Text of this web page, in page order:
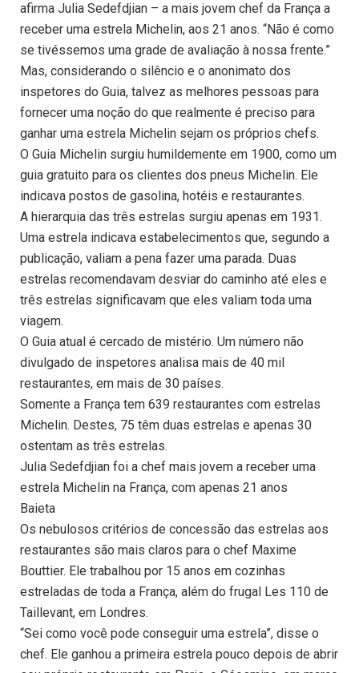
afirma Julia Sedefdjian – a mais jovem chef da França a
receber uma estrela Michelin, aos 21 anos. “Não é como
se tivéssemos uma grade de avaliação à nossa frente.”
Mas, considerando o silêncio e o anonimato dos
inspetores do Guia, talvez as melhores pessoas para
fornecer uma noção do que realmente é preciso para
ganhar uma estrela Michelin sejam os próprios chefs.
O Guia Michelin surgiu humildemente em 1900, como um
guia gratuito para os clientes dos pneus Michelin. Ele
indicava postos de gasolina, hotéis e restaurantes.
A hierarquia das três estrelas surgiu apenas em 1931.
Uma estrela indicava estabelecimentos que, segundo a
publicação, valiam a pena fazer uma parada. Duas
estrelas recomendavam desviar do caminho até eles e
três estrelas significavam que eles valiam toda uma
viagem.
O Guia atual é cercado de mistério. Um número não
divulgado de inspetores analisa mais de 40 mil
restaurantes, em mais de 30 países.
Somente a França tem 639 restaurantes com estrelas
Michelin. Destes, 75 têm duas estrelas e apenas 30
ostentam as três estrelas.
Julia Sedefdjian foi a chef mais jovem a receber uma
estrela Michelin na França, com apenas 21 anos
Baieta
Os nebulosos critérios de concessão das estrelas aos
restaurantes são mais claros para o chef Maxime
Bouttier. Ele trabalhou por 15 anos em cozinhas
estreladas de toda a França, além do frugal Les 110 de
Taillevant, em Londres.
“Sei como você pode conseguir uma estrela”, disse o
chef. Ele ganhou a primeira estrela pouco depois de abrir